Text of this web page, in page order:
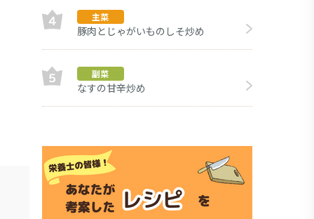
主菜
豚肉とじゃがいものしそ炒め
副菜
なすの甘辛炒め